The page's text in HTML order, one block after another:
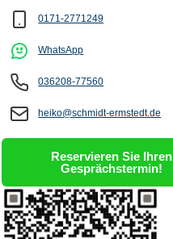
0171-2771249
WhatsApp
036208-77560
heiko@schmidt-ermstedt.de
Reservieren Sie Ihren
Gesprächstermin!